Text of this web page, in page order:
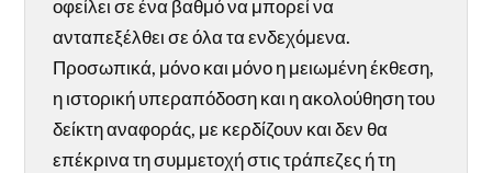
οφείλει σε ένα βαθμό να μπορεί να
ανταπεξέλθει σε όλα τα ενδεχόμενα.
Προσωπικά, μόνο και μόνο η μειωμένη έκθεση,
η ιστορική υπεραπόδοση και η ακολούθηση του
δείκτη αναφοράς, με κερδίζουν και δεν θα
επέκρινα τη συμμετοχή στις τράπεζες ή τη